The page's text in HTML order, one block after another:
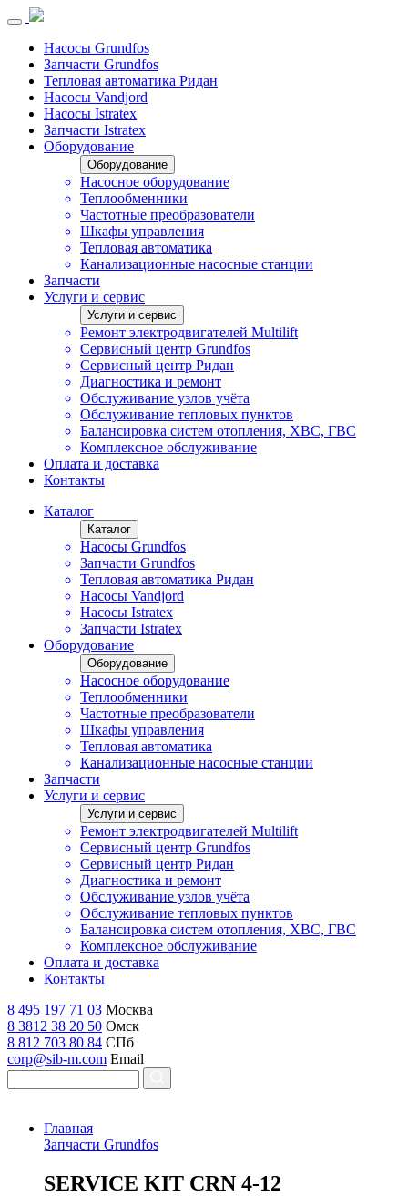
Насосы Grundfos
Запчасти Grundfos
Тепловая автоматика Ридан
Насосы Vandjord
Насосы Istratex
Запчасти Istratex
Оборудование
Оборудование
Насосное оборудование
Теплообменники
Частотные преобразователи
Шкафы управления
Тепловая автоматика
Канализационные насосные станции
Запчасти
Услуги и сервис
Услуги и сервис
Ремонт электродвигателей Multilift
Сервисный центр Grundfos
Сервисный центр Ридан
Диагностика и ремонт
Обслуживание узлов учёта
Обслуживание тепловых пунктов
Балансировка систем отопления, ХВС, ГВС
Комплексное обслуживание
Оплата и доставка
Контакты
Каталог
Каталог
Насосы Grundfos
Запчасти Grundfos
Тепловая автоматика Ридан
Насосы Vandjord
Насосы Istratex
Запчасти Istratex
Оборудование
Оборудование
Насосное оборудование
Теплообменники
Частотные преобразователи
Шкафы управления
Тепловая автоматика
Канализационные насосные станции
Запчасти
Услуги и сервис
Услуги и сервис
Ремонт электродвигателей Multilift
Сервисный центр Grundfos
Сервисный центр Ридан
Диагностика и ремонт
Обслуживание узлов учёта
Обслуживание тепловых пунктов
Балансировка систем отопления, ХВС, ГВС
Комплексное обслуживание
Оплата и доставка
Контакты
8 495 197 71 03 Москва
8 3812 38 20 50 Омск
8 812 703 80 84 СПб
corp@sib-m.com Email
Главная
Запчасти Grundfos
SERVICE KIT CRN 4-12